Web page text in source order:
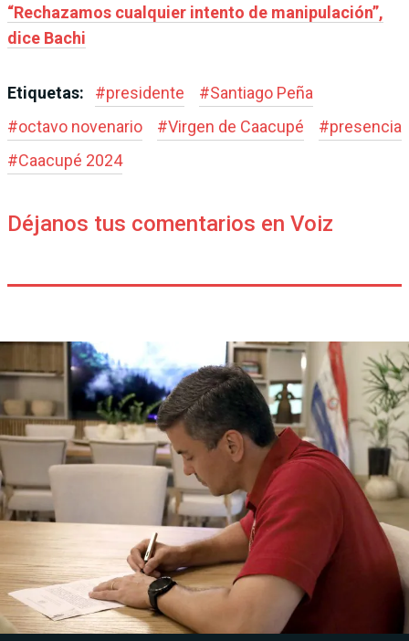
“Rechazamos cualquier intento de manipulación”,
dice Bachi
Etiquetas: #presidente #Santiago Peña
#octavo novenario #Virgen de Caacupé #presencia
#Caacupé 2024
Déjanos tus comentarios en Voiz